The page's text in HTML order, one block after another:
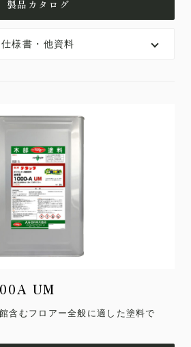
製品カタログ
仕様書・他資料
UM
含むフロアー全般に適した塗料で